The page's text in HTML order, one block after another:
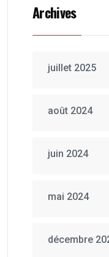
Archives
juillet 2025
août 2024
juin 2024
mai 2024
décembre